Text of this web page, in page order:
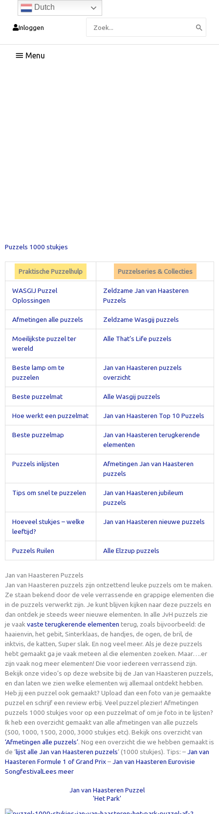
Inloggen
naar:
Hoofdmenu
Puzzels 1000 stukjes
Praktische Puzzelhulp Puzzelseries & Collecties
WASGIJ Puzzel
Oplossingen
Zeldzame Jan van Haasteren
Puzzels
Afmetingen alle puzzels Zeldzame Wasgij puzzels
Moeilijkste puzzel ter
wereld
Alle That’s Life puzzels
Beste lamp om te
puzzelen
Jan van Haasteren puzzels
overzicht
Beste puzzelmat Alle Wasgij puzzels
Hoe werkt een puzzelmat Jan van Haasteren Top 10 Puzzels
Beste puzzelmap
Jan van Haasteren terugkerende
elementen
Puzzels inlijsten
Afmetingen Jan van Haasteren
puzzels
Tips om snel te puzzelen
Jan van Haasteren jubileum
puzzels
Hoeveel stukjes – welke
leeftijd?
Jan van Haasteren nieuwe puzzels
Puzzels Ruilen Alle Elzzup puzzels
Jan van Haasteren Puzzels
Jan van Haasteren puzzels zijn ontzettend leuke puzzels om te maken.
Ze staan bekend door de vele verrassende en grappige elementen die
in de puzzels verwerkt zijn. Je kunt blijven kijken naar deze puzzels en
dan ontdek je steeds weer nieuwe elementen. In alle JvH puzzels zie
je vaakvaste terugkerende elementen terug, zoals bijvoorbeeld: de
haaienvin, het gebit, Sinterklaas, de handjes, de ogen, de bril, de
inktvis, de katten, Super slak. En nog veel meer. Als je deze puzzels
hebt gemaakt ga je vaak meteen al die elementen zoeken. Maar….er
zijn vaak nog meer elementen! Die voor iedereen verrassend zijn.
Bekijk onze video’s op deze website bij de Jan van Haasteren puzzels,
en dan laten we zien welke elementen wij allemaal ontdekt hebben.
Heb jij een puzzel ook gemaakt? Upload dan een foto van je gemaakte
puzzel en schrijf een review erbij. Veel puzzel plezier! Afmetingen
puzzels 1000 stukjes voor op een puzzelmat of om je foto in te lijsten?
Ik heb een overzicht gemaakt van alle afmetingen van alle puzzels
(500, 1000, 1500, 2000, 3000 stukjes etc). Bekijk ons overzicht van
‘Afmetingen alle puzzels’. Nog een overzicht die we hebben gemaakt is
de ‘lijst alle Jan van Haasteren puzzels‘ (1000 stukjes). Tips: –Jan van
Haasteren Formule 1 of Grand Prix–Jan van Haasteren Eurovisie
SongfestivalLees meer
Jan van Haasteren Puzzel
'Het Park'
Dutch